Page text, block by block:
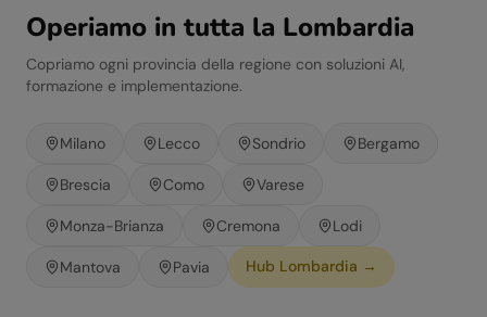
Operiamo in tutta la Lombardia
Copriamo ogni provincia della regione con soluzioni AI,
formazione e implementazione.
Milano Lecco Sondrio Bergamo
Brescia Como Varese
Monza-Brianza Cremona Lodi
Mantova Pavia Hub Lombardia →